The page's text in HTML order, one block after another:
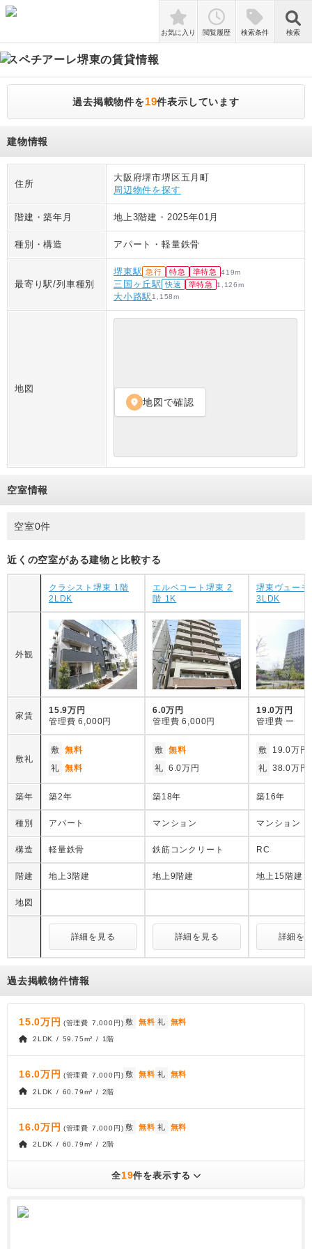
検索
お気に入り 閲覧履歴 検索条件 検索
スペチアーレ堺東の賃貸情報
過去掲載物件を19件表示しています
建物情報
住所
大阪府堺市堺区五月町
周辺物件を探す
階建・築年月 地上3階建 ・ 2025年01月
種別・構造 アパート ・軽量鉄骨
最寄り駅/列車種別
堺東駅 急行 特急 準特急 419m
三国ヶ丘駅 快速 準特急 1,126m
大小路駅1,158m
地図
location_on 地図で確認
空室情報
空室0件
近くの空室がある建物と比較する
クラシスト堺東 1階
2LDK
エルベコート堺東 2
階 1K
堺東ヴュー
3LDK
外観
家賃
15.9万円
管理費 6,000円
6.0万円
管理費 6,000円
19.0万円
管理費 ー
敷礼
敷 無料
礼 無料
敷 無料
礼 6.0万円
敷
19.0万円
礼 38.0万円
築年 築2年 築18年 築16年
種別 アパート マンション マンション
構造 軽量鉄骨 鉄筋コンクリート RC
階建 地上3階建 地上9階建 地上15階建
地図
詳細を見る 詳細を見る 詳細を
過去掲載物件情報
15.0万円 (管理費 7,000円) 敷 無料 礼 無料
2LDK / 59.75m² / 1階
16.0万円 (管理費 7,000円 ) 敷 無料 礼 無料
2LDK / 60.79m² / 2階
16.0万円 (管理費 7,000円) 敷 無料 礼 無料
2LDK / 60.79m² / 2階
全19件を表示する